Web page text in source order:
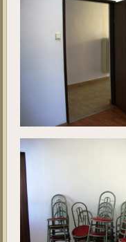
Kivitelezés 1.
Ebben a galériában a
megkezdése előtt. A fotók